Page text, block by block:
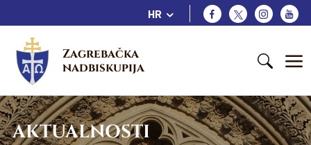
HR
Zagrebačka
nadbiskupija
AKTUALNOSTI